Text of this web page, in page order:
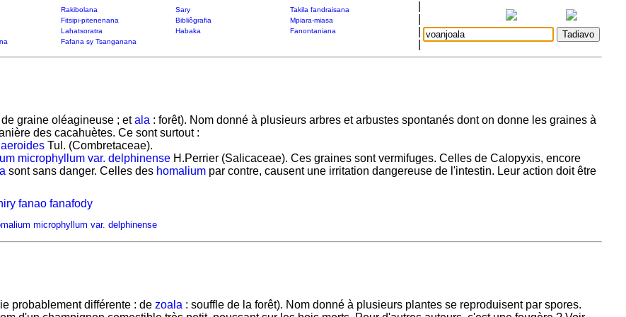
Rakibolana Sary
Takila fandraisana
Fitsipi-pitenenana Bibliôgrafia
Mpiara-miasa
Lahatsoratra Habaka
Fanontaniana
Fafana sy Tsanganana
graine oléagineuse ; etala : forêt). Nom donné à plusieurs arbres et arbustes spontanés dont on donne les graines à
des cacahuètes. Ce sont surtout :
Tul. (Combretaceae).
microphyllum var. delphinenseH.Perrier (Salicaceae). Ces graines sont vermifuges. Celles de Calopyxis, encore
sont sans danger. Celles des homaliumpar contre, causent une irritation dangereuse de l'intestin. Leur action doit être
fanao fanafody
microphyllum var. delphinense
probablement différente : de zoala : souffle de la forêt). Nom donné à plusieurs plantes se reproduisent par spores.